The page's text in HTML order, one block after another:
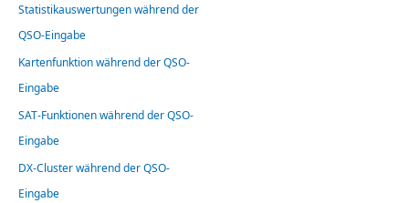
Statistikauswertungen während der
QSO-Eingabe
Kartenfunktion während der QSO-
Eingabe
SAT-Funktionen während der QSO-
Eingabe
DX-Cluster während der QSO-
Eingabe